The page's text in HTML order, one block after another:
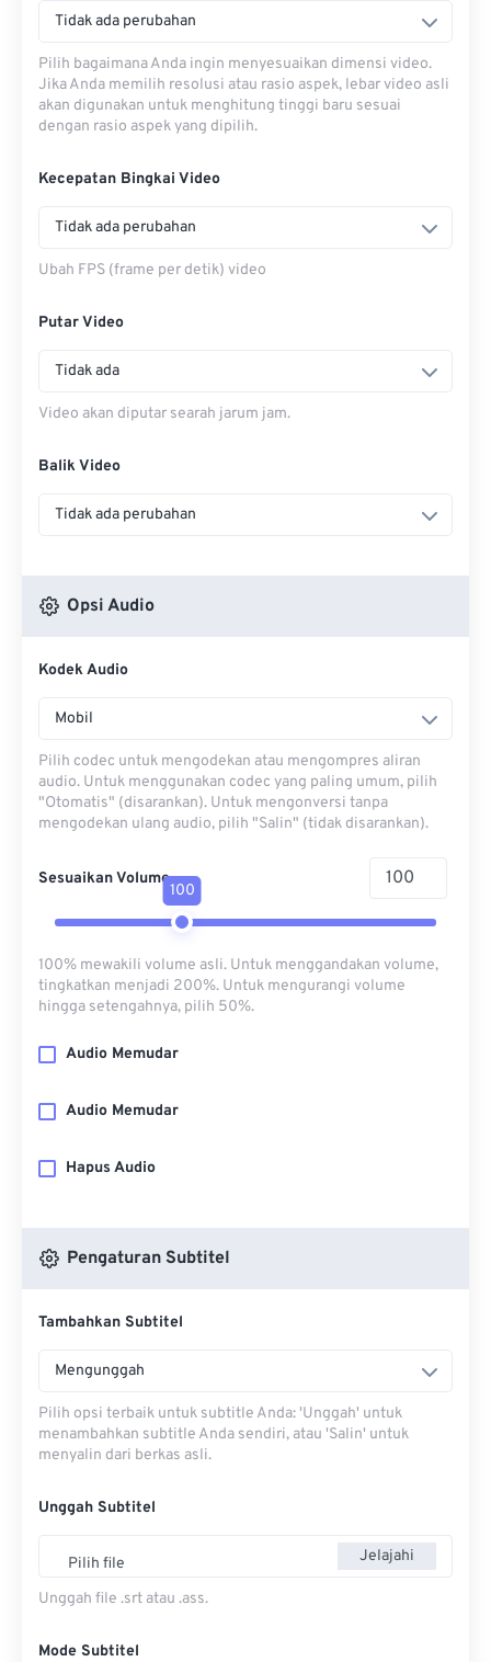
Tidak ada perubahan
Pilih bagaimana Anda ingin menyesuaikan dimensi video.
Jika Anda memilih resolusi atau rasio aspek, lebar video asli
akan digunakan untuk menghitung tinggi baru sesuai
dengan rasio aspek yang dipilih.
Kecepatan Bingkai Video
Tidak ada perubahan
Ubah FPS (frame per detik) video
Putar Video
Tidak ada
Video akan diputar searah jarum jam.
Balik Video
Tidak ada perubahan
Opsi Audio
Kodek Audio
Mobil
Pilih codec untuk mengodekan atau mengompres aliran
audio. Untuk menggunakan codec yang paling umum, pilih
"Otomatis" (disarankan). Untuk mengonversi tanpa
mengodekan ulang audio, pilih "Salin" (tidak disarankan).
Sesuaikan Volume
100
100% mewakili volume asli. Untuk menggandakan volume,
tingkatkan menjadi 200%. Untuk mengurangi volume
hingga setengahnya, pilih 50%.
Audio Memudar
Audio Memudar
Hapus Audio
Pengaturan Subtitel
Tambahkan Subtitel
Mengunggah
Pilih opsi terbaik untuk subtitle Anda: 'Unggah' untuk
menambahkan subtitle Anda sendiri, atau 'Salin' untuk
menyalin dari berkas asli.
Unggah Subtitel
Pilih file Jelajahi
Unggah file .srt atau .ass.
Mode Subtitel